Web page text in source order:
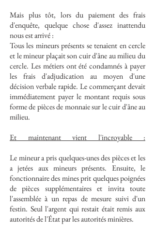
Mais plus tôt, lors du paiement des frais
d'enquête, quelque chose d'assez inattendu
nous est arrivé :
Tous les mineurs présents se tenaient en cercle
et le mineur plaçait son cuir d'âne au milieu du
cercle. Les métiers ont été condamnés à payer
les frais d'adjudication au moyen d'une
décision verbale rapide. Le commerçant devait
immédiatement payer le montant requis sous
forme de pièces de monnaie sur le cuir d'âne au
milieu.
Et maintenant vient l'incroyable :
Le mineur a pris quelques-unes des pièces et les
a jetées aux mineurs présents. Ensuite, le
fonctionnaire des mines prit quelques poignées
de pièces supplémentaires et invita toute
l'assemblée à un repas de mesure suivi d'un
festin. Seul l'argent qui restait était remis aux
autorités de l'État par les autorités minières.